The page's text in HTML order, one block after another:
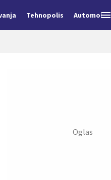
Tehnopolis Automobili